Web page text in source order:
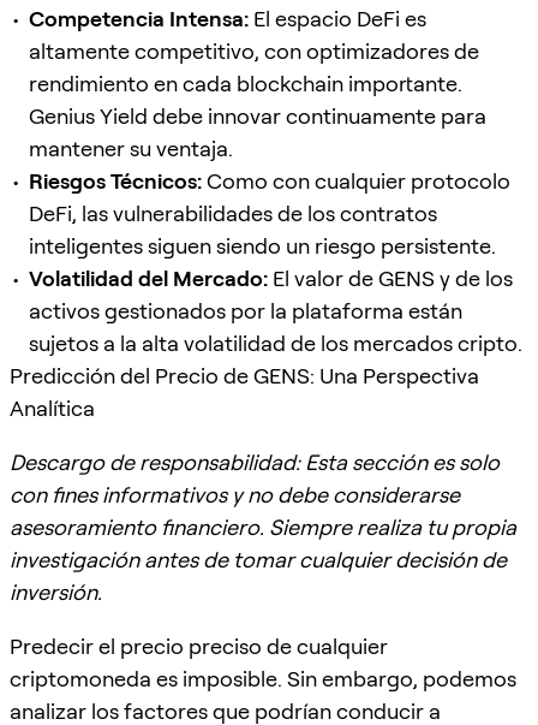
Competencia Intensa: El espacio DeFi es
altamente competitivo, con optimizadores de
rendimiento en cada blockchain importante.
Genius Yield debe innovar continuamente para
mantener su ventaja.
Riesgos Técnicos:Como con cualquier protocolo
DeFi, las vulnerabilidades de los contratos
inteligentes siguen siendo un riesgo persistente.
Volatilidad del Mercado: El valor de GENS y de los
activos gestionados por la plataforma están
sujetos a la alta volatilidad de los mercados cripto.
Predicción del Precio de GENS: Una Perspectiva
Analítica
Descargo de responsabilidad: Esta sección es solo
con fines informativos y no debe considerarse
asesoramiento financiero. Siempre realiza tu propia
investigación antes de tomar cualquier decisión de
inversión.
Predecir el precio preciso de cualquier
criptomoneda es imposible. Sin embargo, podemos
analizar los factores que podrían conducir a